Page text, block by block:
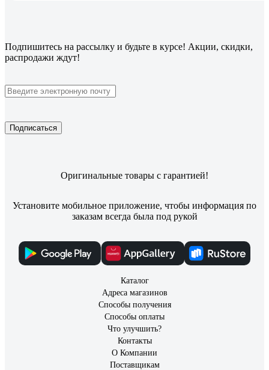
Подпишитесь на рассылку и будьте в курсе! Акции, скидки,
распродажи ждут!
Подписаться
Оригинальные товары с гарантией!
Установите мобильное приложение, чтобы информация по
заказам всегда была под рукой
Каталог
Адреса магазинов
Способы получения
Способы оплаты
Что улучшить?
Контакты
О Компании
Поставщикам